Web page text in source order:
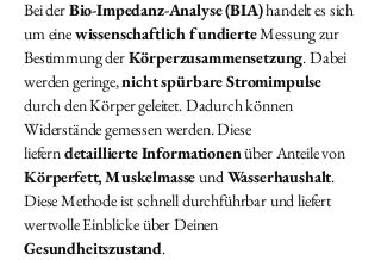
Bei derBio-Impedanz-Analyse (BIA)handelt es sich
um einewissenschaftlich fundierteMessung zur
Bestimmung derKörperzusammensetzung. Dabei
werden geringe,nicht spürbare Stromimpulse
durch den Körper geleitet. Dadurch können
Widerstände gemessen werden. Diese
lieferndetaillierte Informationenüber Anteile von
Körperfett, MuskelmasseundWasserhaushalt.
Diese Methode ist schnell durchführbar und liefert
wertvolle Einblicke über Deinen
Gesundheitszustand.